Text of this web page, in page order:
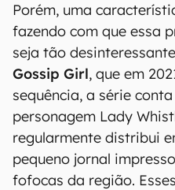
Porém, uma
fazendo com que essa
seja tão
Gossip Girl, que em
sequência, a série
personagem Lady
regularmente distribui
pequeno jornal
fofocas da região.